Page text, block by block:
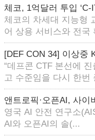
체코, 1억달러 투입 ‘C-
체코의 차세대 지능형
어 상용 서비스와 전국
[DEF CON 34] 이상중
“데프콘 CTF 본선에
고 수준임을 다시 한번
앤트로픽·오픈AI, 사
영국 AI 안전 연구소
AI와 오픈AI의 솔(...